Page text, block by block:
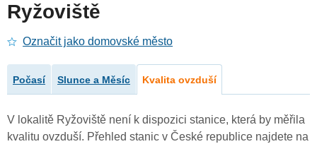
Ryžoviště
Označit jako domovské město
Počasí Slunce a Měsíc Kvalita ovzduší
V lokalitě Ryžoviště není k dispozici stanice, která by měřila
kvalitu ovzduší. Přehled stanic v České republice najdete na